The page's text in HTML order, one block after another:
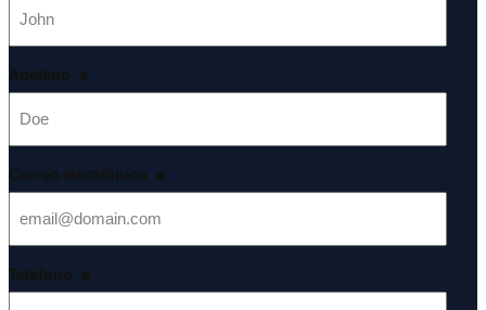
Apellido *
Correo electrónico *
Teléfono *